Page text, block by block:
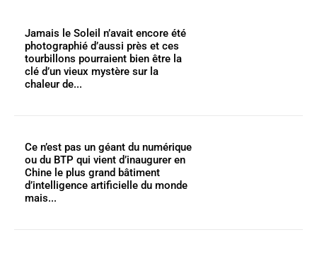
Jamais le Soleil n’avait encore été
photographié d’aussi près et ces
tourbillons pourraient bien être la
clé d’un vieux mystère sur la
chaleur de...
Ce n’est pas un géant du numérique
ou du BTP qui vient d’inaugurer en
Chine le plus grand bâtiment
d’intelligence artificielle du monde
mais...